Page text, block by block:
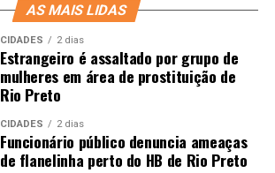
AS MAIS LIDAS
CIDADES 2 dias
Estrangeiro é assaltado por grupo de
mulheres em área de prostituição de
Rio Preto
CIDADES 2 dias
Funcionário público denuncia ameaças
de flanelinha perto do HB de Rio Preto